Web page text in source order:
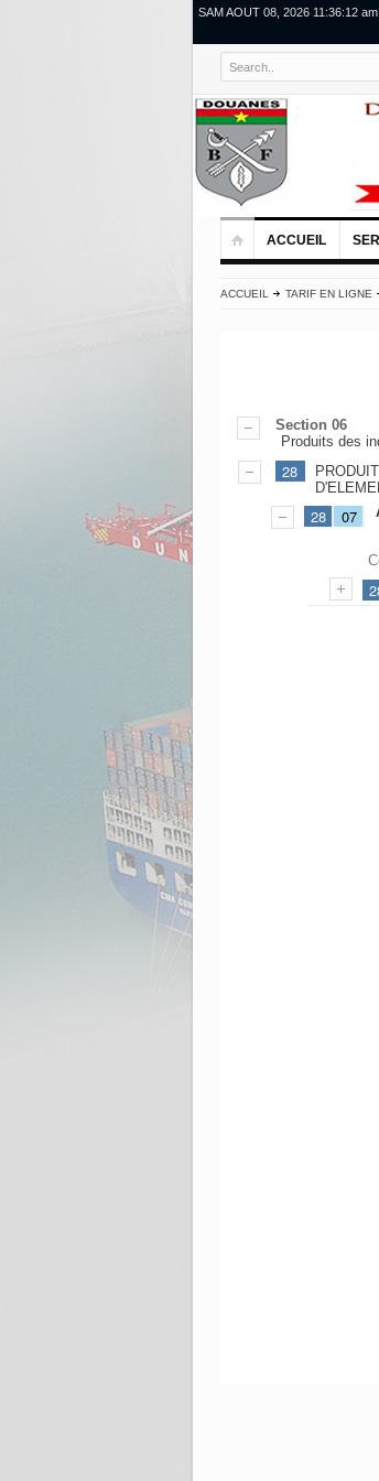
SAM AOUT 08, 2026 11:36:13 am
ACCUEIL
ACCUEIL TARIF EN LIGNE
Section 06
Produits des
28
28 07